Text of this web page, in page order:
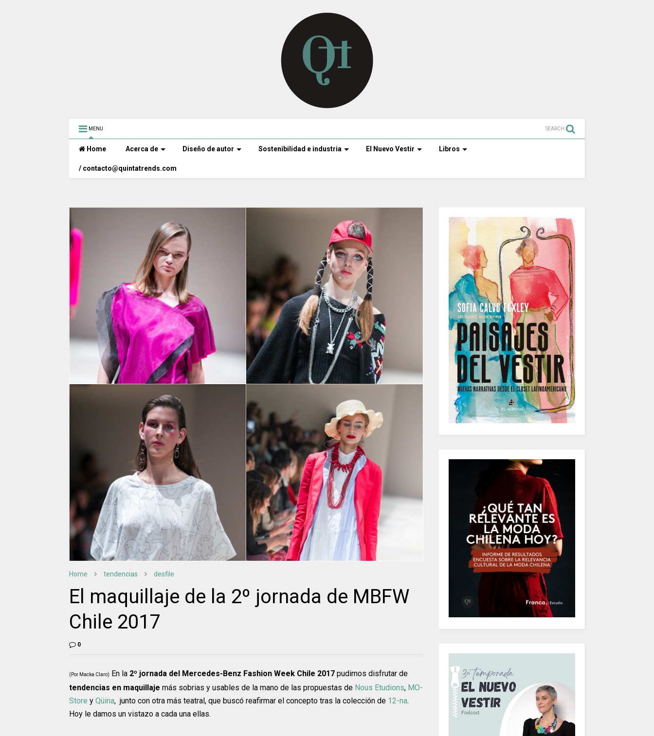
MENU SEARCH
Home Acerca de Diseño de autor Sostenibilidad e industria El Nuevo Vestir Libros
/ contacto@quintatrends.com
Home tendencias desfile
El maquillaje de la 2º jornada de MBFW
Chile 2017
0
(Por Macka Claro) En la 2º jornada del Mercedes-Benz Fashion Week Chile 2017 pudimos disfrutar de
tendencias en maquillaje más sobrias y usables de la mano de las propuestas de Nous Etudions, MO-
Store y Qüina, junto con otra más teatral, que buscó reafirmar el concepto tras la colección de 12-na.
Hoy le damos un vistazo a cada una ellas.